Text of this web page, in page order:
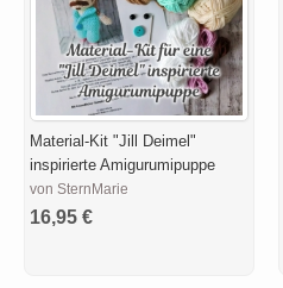
Material-Kit "Jill Deimel"
inspirierte Amigurumipuppe
von SternMarie
16,95 €